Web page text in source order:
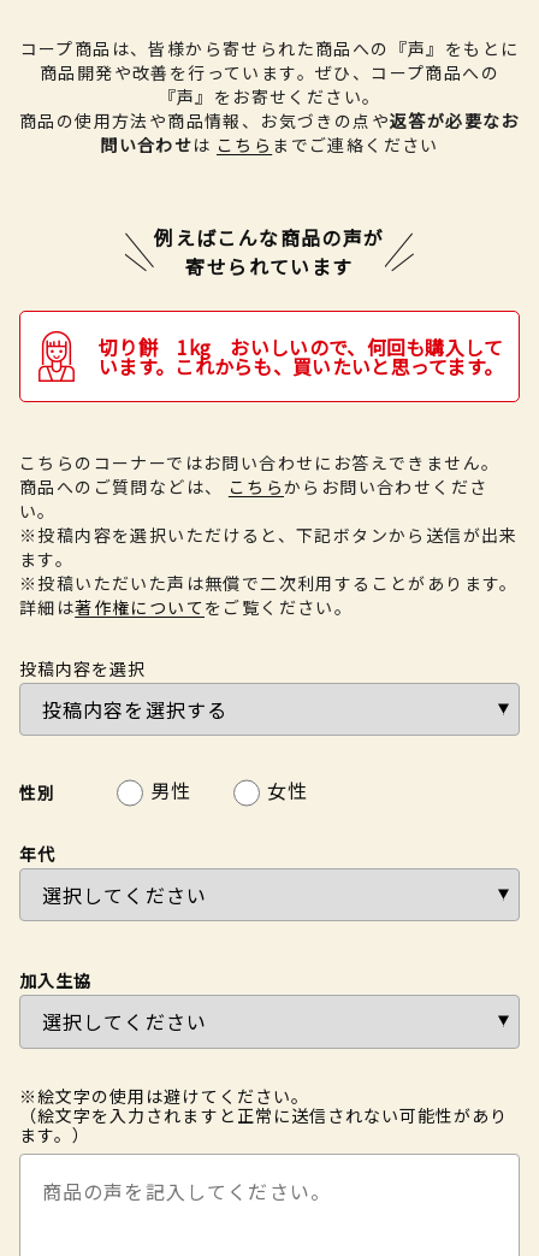
コープ商品は、皆様から寄せられた商品への『声』をもとに
商品開発や改善を行っています。 ぜひ、コープ商品への
『声』をお寄せください。
商品の使用方法や商品情報、お気づきの点や返答が必要なお
問い合わせは こちら までご連絡ください
例えばこんな商品の声が
寄せられています
切り餅 1kg おいしいので、何回も購入して
います。これからも、買いたいと思ってます。
こちらのコーナーではお問い合わせにお答えできません。
商品へのご質問などは、
こちらからお問い合わせくださ
い。
※投稿内容を選択いただけると、下記ボタンから送信が出来
ます。
※投稿いただいた声は無償で二次利用することがあります。
詳細は著作権について をご覧ください。
投稿内容を選択
性別 男性 女性
年代
加入生協
※絵文字の使用は避けてください。
（絵文字を入力されますと正常に送信されない可能性があり
ます。）